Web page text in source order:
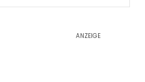
ANZEIGE